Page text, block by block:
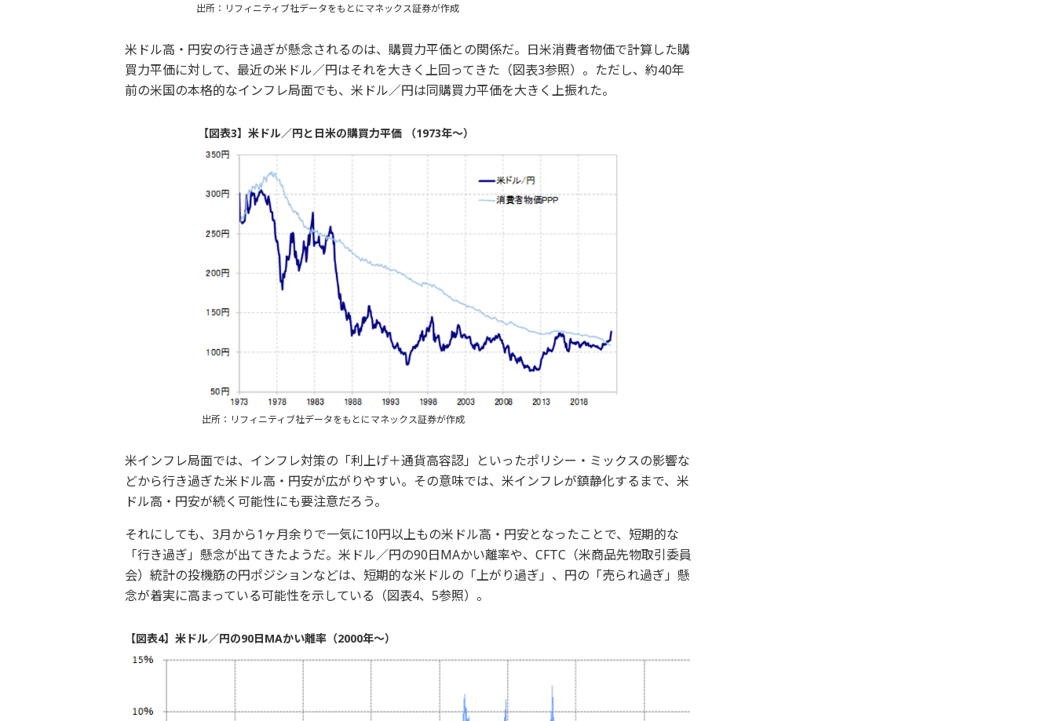
出所：リフィニティブ社データをもとにマネックス証券が作成
米ドル高・円安の行き過ぎが懸念されるのは、購買力平価との関係だ。日米消費者物価で計算した購
買力平価に対して、最近の米ドル／円はそれを大きく上回ってきた（図表3参照）。ただし、約40年
前の米国の本格的なインフレ局面でも、米ドル／円は同購買力平価を大きく上振れた。
【図表3】米ドル／円と日米の購買力平価 （1973年～）
出所：リフィニティブ社データをもとにマネックス証券が作成
米インフレ局面では、インフレ対策の「利上げ＋通貨高容認」といったポリシー・ミックスの影響な
どから行き過ぎた米ドル高・円安が広がりやすい。その意味では、米インフレが鎮静化するまで、米
ドル高・円安が続く可能性にも要注意だろう。
それにしても、3月から1ヶ月余りで一気に10円以上もの米ドル高・円安となったことで、短期的な
「行き過ぎ」懸念が出てきたようだ。米ドル／円の90日MAかい離率や、CFTC（米商品先物取引委員
会）統計の投機筋の円ポジションなどは、短期的な米ドルの「上がり過ぎ」、円の「売られ過ぎ」懸
念が着実に高まっている可能性を示している（図表4、5参照）。
【図表4】米ドル／円の90日MAかい離率（2000年～）